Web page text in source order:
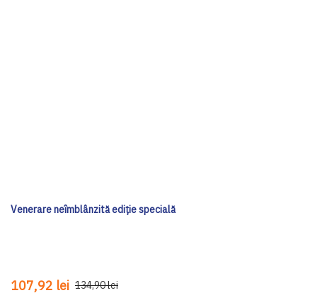
Venerare neîmblânzită ediţie specială
107,92 lei 134,90 lei